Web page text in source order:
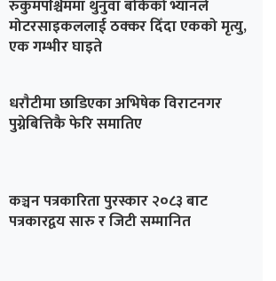
रुकुमपश्चिममा थुनुवा बोकेको भ्यानले
मोटरसाइकललाई ठक्कर दिँदा एकको मृत्यु,
एक गम्भीर घाइते
धराैटीमा छाडिएका अभिषेक विराटनगर
पुग्नेबित्तिकै फेरि समातिए
कञ्चन पत्रकारिता पुरस्कार २०८३ बाट
पत्रकारद्वय सारु र जिटी सम्मानित